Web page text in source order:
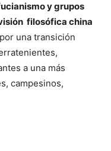
y grupos
filosófica china
una transición
a una más
campesinos,